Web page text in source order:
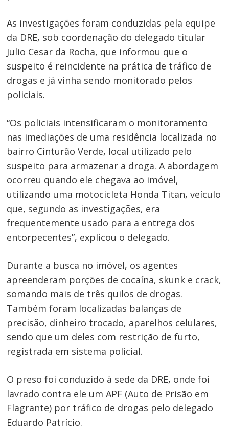
As investigações foram conduzidas pela equipe
da DRE, sob coordenação do delegado titular
Julio Cesar da Rocha, que informou que o
suspeito é reincidente na prática de tráfico de
drogas e já vinha sendo monitorado pelos
policiais.
“Os policiais intensificaram o monitoramento
nas imediações de uma residência localizada no
bairro Cinturão Verde, local utilizado pelo
suspeito para armazenar a droga. A abordagem
ocorreu quando ele chegava ao imóvel,
utilizando uma motocicleta Honda Titan, veículo
que, segundo as investigações, era
frequentemente usado para a entrega dos
entorpecentes”, explicou o delegado.
Durante a busca no imóvel, os agentes
apreenderam porções de cocaína, skunk e crack,
somando mais de três quilos de drogas.
Também foram localizadas balanças de
precisão, dinheiro trocado, aparelhos celulares,
sendo que um deles com restrição de furto,
registrada em sistema policial.
O preso foi conduzido à sede da DRE, onde foi
lavrado contra ele um APF (Auto de Prisão em
Flagrante) por tráfico de drogas pelo delegado
Eduardo Patrício.
de
Post